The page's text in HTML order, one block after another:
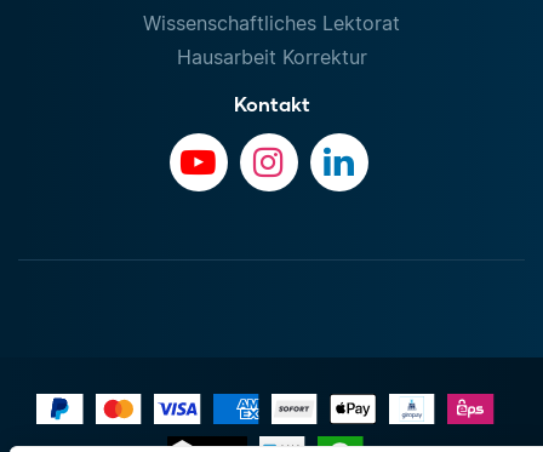
Wissenschaftliches Lektorat
Hausarbeit Korrektur
Kontakt